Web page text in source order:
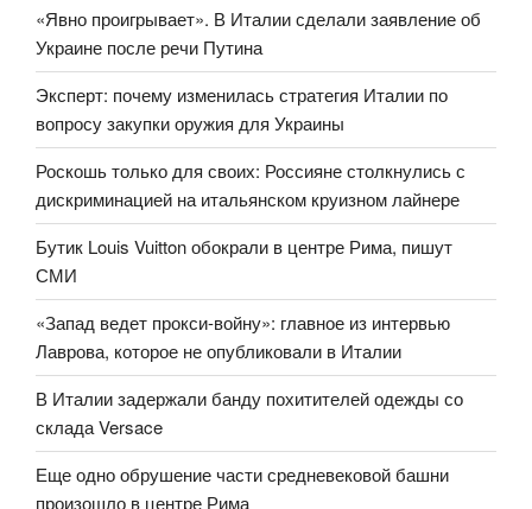
«Явно проигрывает». В Италии сделали заявление об
Украине после речи Путина
Эксперт: почему изменилась стратегия Италии по
вопросу закупки оружия для Украины
Роскошь только для своих: Россияне столкнулись с
дискриминацией на итальянском круизном лайнере
Бутик Louis Vuitton обокрали в центре Рима, пишут
СМИ
«Запад ведет прокси-войну»: главное из интервью
Лаврова, которое не опубликовали в Италии
В Италии задержали банду похитителей одежды со
склада Versace
Еще одно обрушение части средневековой башни
произошло в центре Рима